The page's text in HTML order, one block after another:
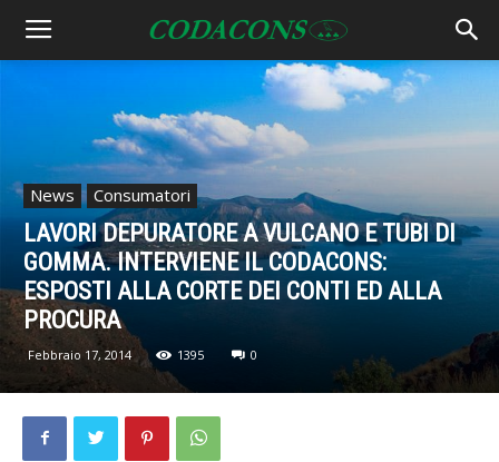
News Consumatori
LAVORI DEPURATORE A VULCANO E TUBI DI
GOMMA. INTERVIENE IL CODACONS:
ESPOSTI ALLA CORTE DEI CONTI ED ALLA
PROCURA
Febbraio 17, 2014 1395 0